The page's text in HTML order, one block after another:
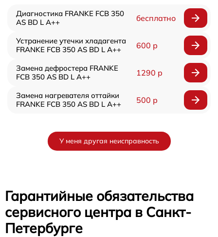
Диагностика FRANKE FCB 350
AS BD L A++
бесплатно
Устранение утечки хладагента
FRANKE FCB 350 AS BD L A++
600 р
Замена дефростера FRANKE
FCB 350 AS BD L A++
1290 р
Замена нагревателя оттайки
FRANKE FCB 350 AS BD L A++
500 р
У меня другая неисправность
Гарантийные обязательства
сервисного центра в Санкт-
Петербурге